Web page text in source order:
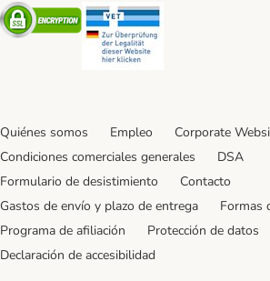
Security
Quiénes somos Empleo Corporate
Condiciones comerciales generales
DSA
Formulario de desistimiento
Contacto
Gastos de envío y plazo de entrega
Formas
Programa de afiliación
Protección de datos
Declaración de accesibilidad